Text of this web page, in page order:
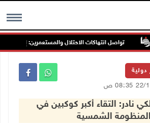
MENU
تواصل انتهاكات الاحتلال والمستعمرين: إصابات
دولية
نادر: التقاء أكبر كوكبين في
المنظومة الشمسية